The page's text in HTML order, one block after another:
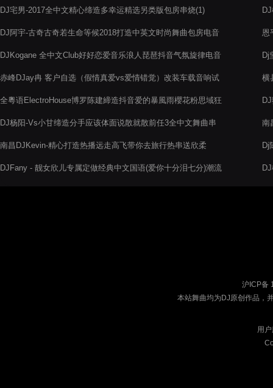
DJ宅男-2017全中文精心缔造多幸运精选另类版包房串烧(1)
DJ阿宇-古奇古奇若生命等候2018打造中英文时尚舞曲包房电音
DJKogane 全中文Club好好恋爱音乐浪人琵琶抖音气氛旋律电音
赤峰DJay冉 客户自选（假情真爱vs爱情错觉）改装车载音响试
全粵语ElectroHouse博罗陈建締造抖音爱的暴風雨櫻花粉思域狂
DJ杨阳-Vs小甘缔造分手应该体面说散就散前任3全中文舞曲串
南昌DJKevin-精心打造热播远走高飞带你去旅行热串送欣柔
DJFany - 靓女欣儿专属定做经典中文国语(爱你十分泪七分)潮流
恩
Dj
横
南
Dj
沪ICP备
本站舞曲均为DJ原创作品，
用